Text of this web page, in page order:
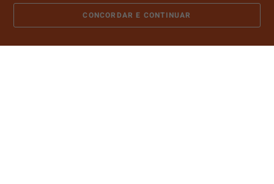
ATENDIMENTO
CONCORDAR E CONTINUAR